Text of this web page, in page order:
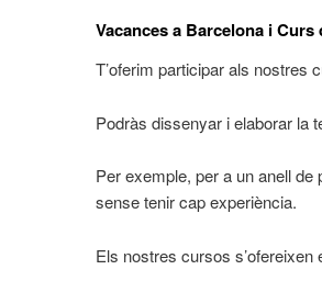
Vacances a Barcelona i Curs
T’oferim participar als nostres
Podràs dissenyar i elaborar la
Per exemple, per a un anell
sense tenir cap experiència.
Els nostres cursos